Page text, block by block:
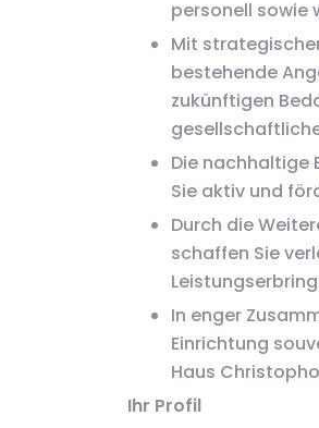
personell sowie
Mit
bestehende
zukünftigen
Die nachhaltige
Sie aktiv und
Durch die
schaffen Sie
In enger
Einrichtung
Haus
Ihr Profil